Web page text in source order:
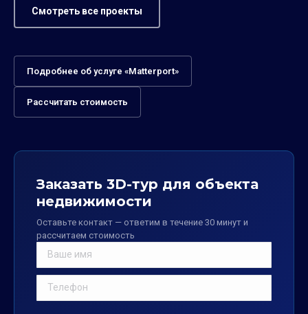
Смотреть все проекты
Подробнее об услуге «Matterport»
Рассчитать стоимость
Заказать 3D-тур для объекта
недвижимости
Оставьте контакт — ответим в течение 30 минут и
рассчитаем стоимость